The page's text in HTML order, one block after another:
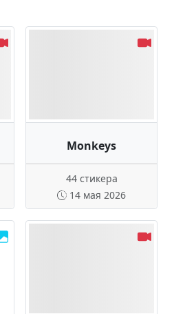
Monkeys
44 стикера
14 мая 2026